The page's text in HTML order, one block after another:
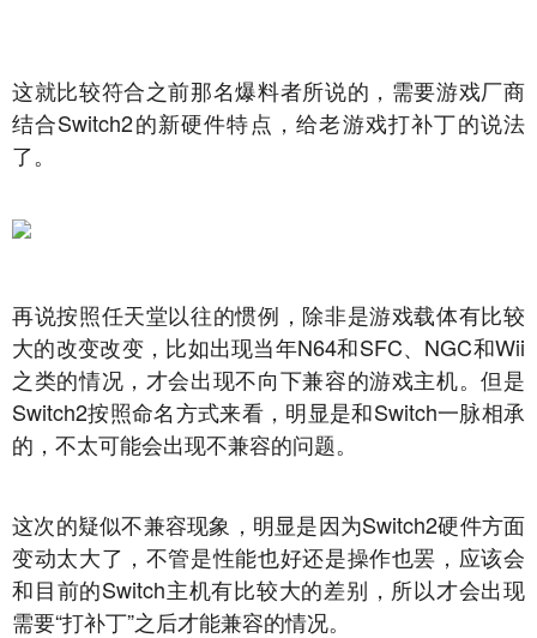
这就比较符合之前那名爆料者所说的，需要游戏厂商
结合Switch2的新硬件特点，给老游戏打补丁的说法
了。
再说按照任天堂以往的惯例，除非是游戏载体有比较
大的改变改变，比如出现当年N64和SFC、NGC和Wii
之类的情况，才会出现不向下兼容的游戏主机。但是
Switch2按照命名方式来看，明显是和Switch一脉相承
的，不太可能会出现不兼容的问题。
这次的疑似不兼容现象，明显是因为Switch2硬件方面
变动太大了，不管是性能也好还是操作也罢，应该会
和目前的Switch主机有比较大的差别，所以才会出现
需要“打补丁”之后才能兼容的情况。